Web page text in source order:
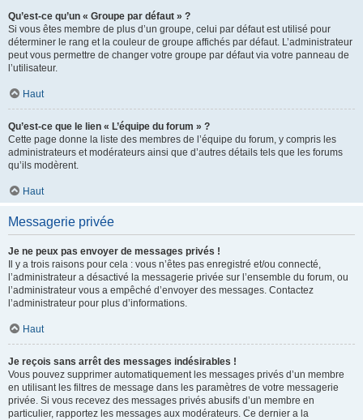
Qu’est-ce qu’un « Groupe par défaut » ?
Si vous êtes membre de plus d’un groupe, celui par défaut est utilisé pour
déterminer le rang et la couleur de groupe affichés par défaut. L’administrateur
peut vous permettre de changer votre groupe par défaut via votre panneau de
l’utilisateur.
Haut
Qu’est-ce que le lien « L’équipe du forum » ?
Cette page donne la liste des membres de l’équipe du forum, y compris les
administrateurs et modérateurs ainsi que d’autres détails tels que les forums
qu’ils modèrent.
Haut
Messagerie privée
Je ne peux pas envoyer de messages privés !
Il y a trois raisons pour cela : vous n’êtes pas enregistré et/ou connecté,
l’administrateur a désactivé la messagerie privée sur l’ensemble du forum, ou
l’administrateur vous a empêché d’envoyer des messages. Contactez
l’administrateur pour plus d’informations.
Haut
Je reçois sans arrêt des messages indésirables !
Vous pouvez supprimer automatiquement les messages privés d’un membre
en utilisant les filtres de message dans les paramètres de votre messagerie
privée. Si vous recevez des messages privés abusifs d’un membre en
particulier, rapportez les messages aux modérateurs. Ce dernier a la